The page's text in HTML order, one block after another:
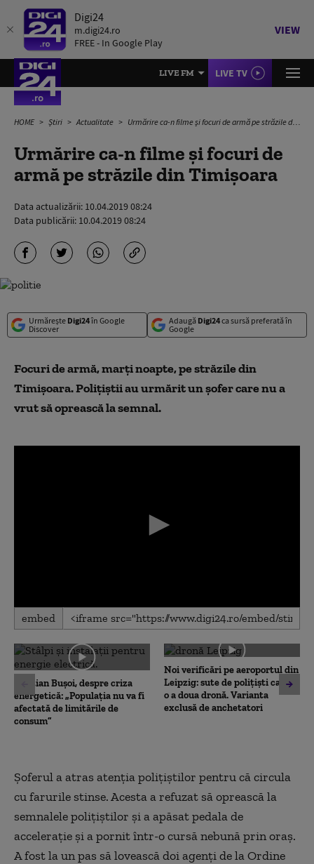
Digi24
m.digi24.ro
FREE - In Google Play
VIEW
LIVE FM LIVE TV
HOME Știri Actualitate Urmărire ca-n filme și focuri de armă pe străzile din Timișoara
Urmărire ca-n filme și focuri de
armă pe străzile din Timișoara
Data actualizării: 10.04.2019 08:24
Data publicării: 10.04.2019 08:24
Urmărește Digi24în Google
Discover
Adaugă Digi24ca sursă preferată în
Google
Focuri de armă, marți noapte, pe străzile din
Timișoara. Poliţiştii au urmărit un şofer care nu a
vrut să oprească la semnal.
0
seconds
0
seconds
embed
Cristian Bușoi, despre criza
energetică: „Populația nu va fi
afectată de limitările de
consum”
Noi verificări pe aeroportul din
Leipzig: sute de polițiști caută
o a doua dronă. Varianta
exclusă de anchetatori
Șoferul a atras atenția polițiștilor pentru că circula
cu farurile stinse. Acesta a refuzat să oprească la
semnalele polițiștilor și a apăsat pedala de
accelerație și a pornit într-o cursă nebună prin oraș.
A fost la un pas să lovească doi agenți de la Ordine